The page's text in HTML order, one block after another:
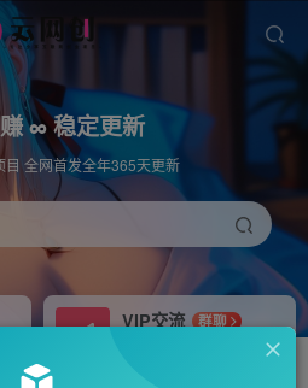
∞ 稳定更新
目 全网首发全年365天更新
VIP交流
群聊
研究探讨更多创业项目路子。